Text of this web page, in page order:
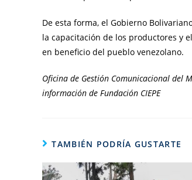
De esta forma, el Gobierno
la capacitación de los productores y
en beneficio del pueblo venezolano.
Oficina de Gestión Comunicacional del
información de Fundación CIEPE
TAMBIÉN PODRÍA GUSTARTE